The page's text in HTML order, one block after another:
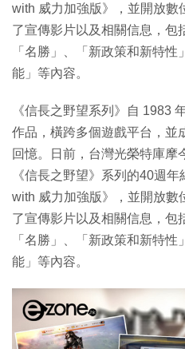
with 威力加強版》，並開放數
了宣傳影片以及相關信息，包
「名勝」、「新政策和新特
能」等內容。
《信長之野望系列》自 1983
作品，橫跨多個遊戲平台，並
回憶。日前，台灣光榮特庫摩
《信長之野望》系列的40週
with 威力加強版》，並開放數
了宣傳影片以及相關信息，包
「名勝」、「新政策和新特
能」等內容。